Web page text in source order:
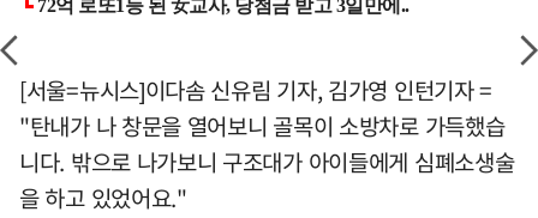
[서울=뉴시스]이다솜 신유림 기자, 김가영 인턴기자 =
"탄내가 나 창문을 열어보니 골목이 소방차로 가득했습
니다. 밖으로 나가보니 구조대가 아이들에게 심폐소생술
을 하고 있었어요."